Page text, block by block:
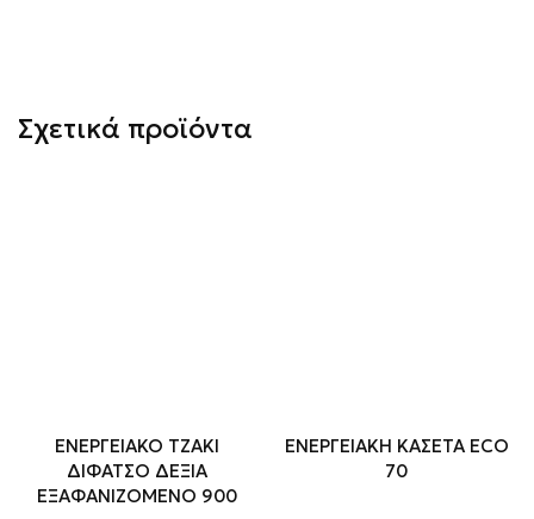
Σχετικά προϊόντα
ΕΝΕΡΓΕΙΑΚΟ ΤΖΑΚΙ
ΔΙΦΑΤΣΟ ΔΕΞΙΑ
ΕΞΑΦΑΝΙΖΟΜΕΝΟ 900
ΕΝΕΡΓΕΙΑΚΗ ΚΑΣΕΤΑ ECO
70